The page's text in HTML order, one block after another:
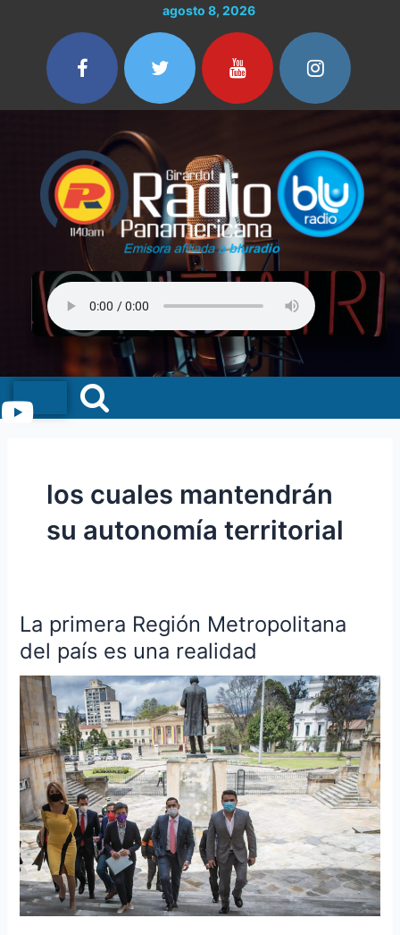
contenido
agosto 8, 2026
Menu
los cuales mantendrán
su autonomía territorial
La primera Región Metropolitana
del país es una realidad
La
primera
Región
Metropolitana
del
país
es
una
realidad